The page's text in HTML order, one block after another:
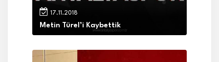
17.11.2018
Metin Türel’i Kaybettik